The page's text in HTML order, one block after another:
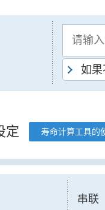
如
定 寿命计算工具的
串联